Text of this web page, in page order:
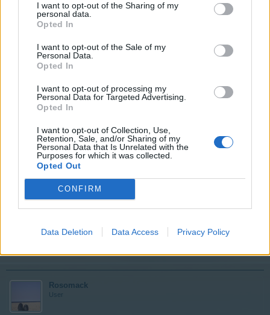
I want to opt-out of the Sharing of my
personal data.
Opted In
I want to opt-out of the Sale of my
Personal Data.
Opted In
I want to opt-out of processing my
Personal Data for Targeted Advertising.
Opted In
I want to opt-out of Collection, Use,
Retention, Sale, and/or Sharing of my
Personal Data that Is Unrelated with the
Purposes for which it was collected.
Opted Out
CONFIRM
Data Deletion Data Access Privacy Policy
cechy.
Wstydziłbyś się.
rozmówcy
Owszem, słyszałem o raperze, który przedawkował chipsy. Ot,
czasy takie. Zdarza ci się?
Zawsze się zwala na przekąskę
Rosomack said:↑
Znasz.
Z pewnością, to żaden znajomy z fejsbuka
Rosomack
User